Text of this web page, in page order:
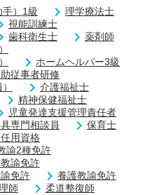
）1級
理学療法士
視能訓練士
歯科衛生士
薬剤師
ホームヘルパー3級
従事者研修
介護福祉士
精神保健福祉士
児童発達支援管理責任者
専門相談員
保育士
用資格
諭2種免許
諭免許
免許
養護教諭免許
師
柔道整復師